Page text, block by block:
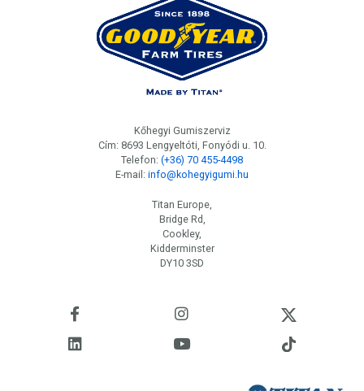
Kőhegyi Gumiszerviz
Cím: 8693 Lengyeltóti, Fonyódi u. 10.
Telefon: (+36) 70 455-4498
E-mail: info@kohegyigumi.hu
Titan Europe,
Bridge Rd,
Cookley,
Kidderminster
DY10 3SD